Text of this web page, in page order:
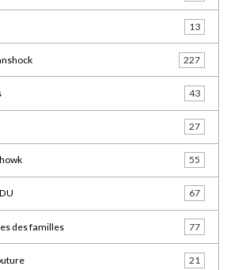
13
227
43
27
55
67
des familles 77
21